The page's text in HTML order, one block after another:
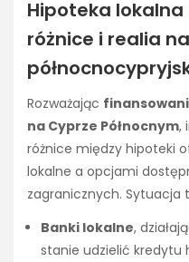
Hipoteka
różnice i realia
Rozważając
na Cyprze Północnym,
różnice między hipoteki
lokalne a opcjami
zagranicznych. Sytuacja
Banki lokalne,
stanie udzielić kredytu